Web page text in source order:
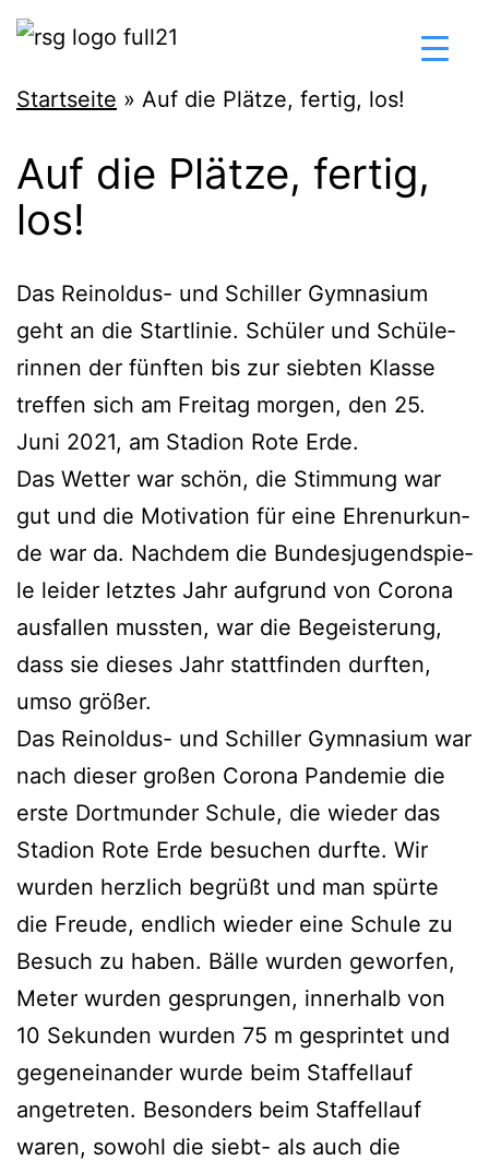
Zum
Inhalt
springen
Reinoldus-
Schiller-
Gymnasium
Startseite » Auf die Plätze, fertig, los!
Auf die Plätze, fertig,
los!
Das Rein­ol­dus- und Schil­ler Gym­na­si­um
geht an die Start­li­nie. Schü­ler und Schü­le­
rin­nen der fünf­ten bis zur sieb­ten Klas­se
tref­fen sich am Frei­tag mor­gen, den 25.
Juni 2021, am Sta­di­on Rote Erde.
Das Wet­ter war schön, die Stim­mung war
gut und die Moti­va­ti­on für eine Ehren­ur­kun­
de war da. Nach­dem die Bun­des­ju­gend­spie­
le lei­der letz­tes Jahr auf­grund von Coro­na
aus­fal­len muss­ten, war die Begeis­te­rung,
dass sie die­ses Jahr statt­fin­den durf­ten,
umso größer.
Das Rein­ol­dus- und Schil­ler Gym­na­si­um war
nach die­ser gro­ßen Coro­na Pan­de­mie die
ers­te Dort­mun­der Schu­le, die wie­der das
Sta­di­on Rote Erde besu­chen durf­te. Wir
wur­den herz­lich begrüßt und man spür­te
die Freu­de, end­lich wie­der eine Schu­le zu
Besuch zu haben. Bäl­le wur­den gewor­fen,
Meter wur­den gesprun­gen, inner­halb von
10 Sekun­den wur­den 75 m gesprin­tet und
gegen­ein­an­der wur­de beim Staf­fel­lauf
ange­tre­ten. Beson­ders beim Staf­fel­lauf
waren, sowohl die siebt- als auch die